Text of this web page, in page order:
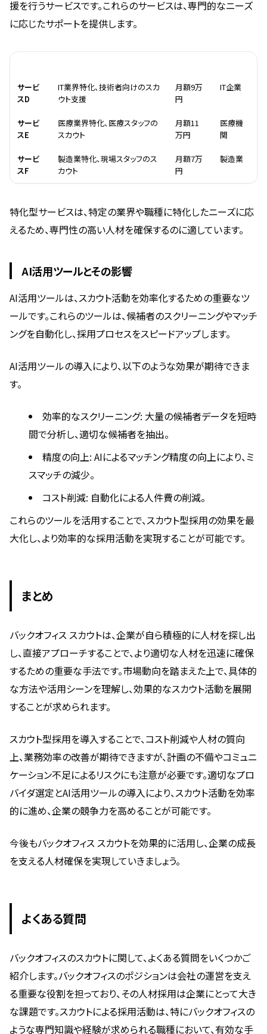
援を行うサービスです。これらのサービスは、専門的なニーズ
に応じたサポートを提供します。
サービ
スD
IT業界特化、技術者向けのスカ
ウト支援
月額9万
円
IT企業
サービ
スE
医療業界特化、医療スタッフの
スカウト
月額11
万円
医療機
関
サービ
スF
製造業特化、現場スタッフのス
カウト
月額7万
円
製造業
特化型サービスは、特定の業界や職種に特化したニーズに応
えるため、専門性の高い人材を確保するのに適しています。
AI活用ツールとその影響
AI活用ツールは、スカウト活動を効率化するための重要なツ
ールです。これらのツールは、候補者のスクリーニングやマッチ
ングを自動化し、採用プロセスをスピードアップします。
AI活用ツールの導入により、以下のような効果が期待できま
す。
効率的なスクリーニング: 大量の候補者データを短時
間で分析し、適切な候補者を抽出。
精度の向上: AIによるマッチング精度の向上により、ミ
スマッチの減少。
コスト削減: 自動化による人件費の削減。
これらのツールを活用することで、スカウト型採用の効果を最
大化し、より効率的な採用活動を実現することが可能です。
まとめ
バックオフィス スカウトは、企業が自ら積極的に人材を探し出
し、直接アプローチすることで、より適切な人材を迅速に確保
するための重要な手法です。市場動向を踏まえた上で、具体的
な方法や活用シーンを理解し、効果的なスカウト活動を展開
することが求められます。
スカウト型採用を導入することで、コスト削減や人材の質向
上、業務効率の改善が期待できますが、計画の不備やコミュニ
ケーション不足によるリスクにも注意が必要です。適切なプロ
バイダ選定とAI活用ツールの導入により、スカウト活動を効率
的に進め、企業の競争力を高めることが可能です。
今後もバックオフィス スカウトを効果的に活用し、企業の成長
を支える人材確保を実現していきましょう。
よくある質問
バックオフィスのスカウトに関して、よくある質問をいくつかご
紹介します。バックオフィスのポジションは会社の運営を支え
る重要な役割を担っており、その人材採用は企業にとって大き
な課題です。スカウトによる採用活動は、特にバックオフィスの
ような専門知識や経験が求められる職種において、有効な手